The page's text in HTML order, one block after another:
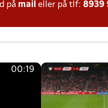
på mail eller på tlf: 8939
00:19